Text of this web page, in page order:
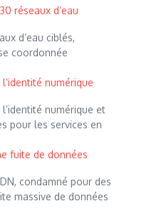
réseaux d’eau
d’eau ciblés,
coordonnée
numérique
l’identité numérique et
pour les services en
fuite de données
condamné pour des
massive de données